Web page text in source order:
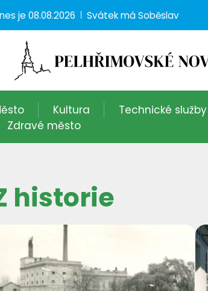
je 08.08.2026 Svátek máSoběslav
Kultura Technické služby
Zdravé město
historie